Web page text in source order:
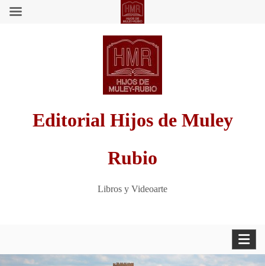
Editorial Hijos de Muley
Rubio
Libros y Videoarte